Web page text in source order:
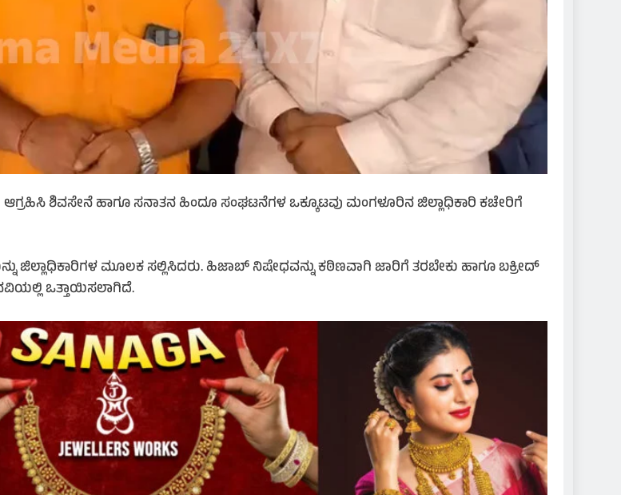
ಶಿವಸೇನೆ ಹಾಗೂ ಸನಾತನ ಹಿಂದೂ ಸಂಘಟನೆಗಳ ಒಕ್ಕೂಟವು ಮಂಗಳೂರಿನ ಜಿಲ್ಲಾಧಿಕಾರಿ ಕಚೇರಿಗೆ
ಮೂಲಕ ಸಲ್ಲಿಸಿದರು. ಹಿಜಾಬ್ ನಿಷೇಧವನ್ನು ಕಠಿಣವಾಗಿ ಜಾರಿಗೆ ತರಬೇಕು ಹಾಗೂ ಬಕ್ರೀದ್
ಒತ್ತಾಯಿಸಲಾಗಿದೆ.